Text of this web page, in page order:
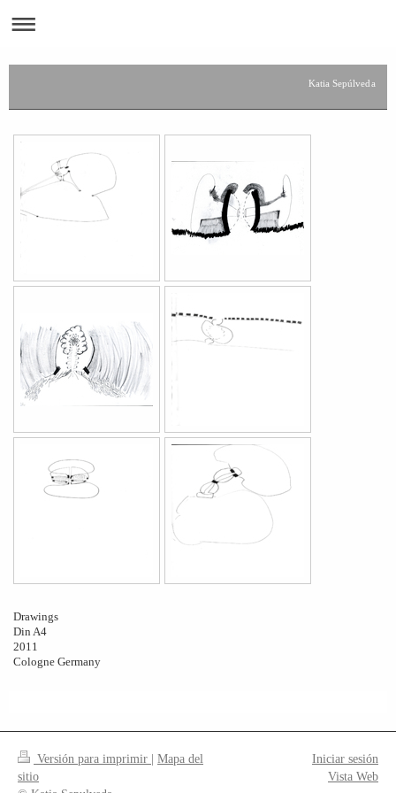
Katia Sepúlveda
Drawings
Din A4
2011
Cologne Germany
Versión para imprimir | Mapa del
sitio
Iniciar sesión
Vista Web